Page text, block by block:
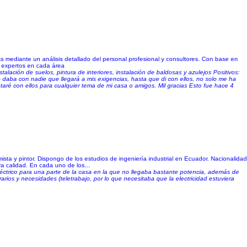
un análisis detallado del personal profesional y consultores. Con base en
en cada área
de suelos, pintura de interiores, instalación de baldosas y azulejos Positivos:
con nadie que llegará a mis exigencias, hasta que di con ellos, no solo me ha
con ellos para cualquier tema de mi casa o amigos. Mil gracias Esto fue hace 4
y pintor. Dispongo de los estudios de ingeniería industrial en Ecuador. Nacionalidad
calidad. En cada uno de los...
para una parte de la casa en la que no llegaba bastante potencia, además de
y necesidades (teletrabajo, por lo que necesitaba que la electricidad estuviera